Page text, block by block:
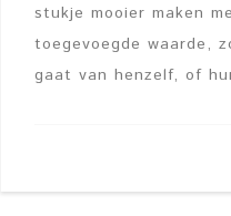
stukje mooier maken
toegevoegde waarde,
gaat van henzelf, of